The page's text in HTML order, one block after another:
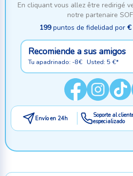
199puntos de fidelidad por €
En cliquant vous allez être redirigé
notre partenaire
Recomiende a sus amigos
Tu apadrinado: -8€ Usted: 5 €*
Envío en 24h
Soporte al
especializado